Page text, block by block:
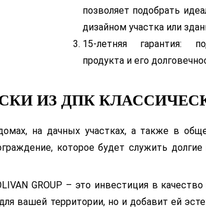
позволяет подобрать
дизайном участка или
15-летняя гарантия:
продукта и его
ИЗ ДПК
на дачных участках, а также в
которое будет служить
GROUP – это инвестиция в качество
вашей территории, но и добавит ей